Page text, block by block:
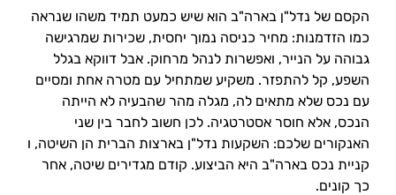
הקסם של נדל"ן בארה"ב הוא שיש כמעט תמיד משהו שנראה
כמו הזדמנות: מחיר כניסה נמוך יחסית, שכירות שמרגישה
גבוהה על הנייר, ואפשרות לנהל מרחוק. אבל דווקא בגלל
השפע, קל להתפזר. משקיע שמתחיל עם מטרה אחת ומסיים
עם נכס שלא מתאים לה, מגלה מהר שהבעיה לא הייתה
הנכס, אלא חוסר אסטרטגיה. לכן חשוב לחבר בין שני
האנקורים שלכם: השקעות נדל"ן בארצות הברית הן השיטה, ו
קניית נכס בארה"ב היא הביצוע. קודם מגדירים שיטה, אחר
כך קונים.